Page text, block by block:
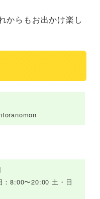
からもお出かけ楽し
：8:00〜20:00 土・日